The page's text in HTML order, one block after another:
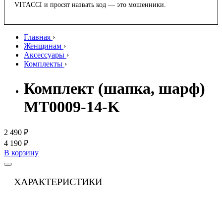
VITACCI и просят назвать код — это мошенники.
Главная ›
Женщинам ›
Аксессуары ›
Комплекты ›
Комплект (шапка, шарф)
MT0009-14-K
2 490 ₽
4 190 ₽
В корзину
ХАРАКТЕРИСТИКИ